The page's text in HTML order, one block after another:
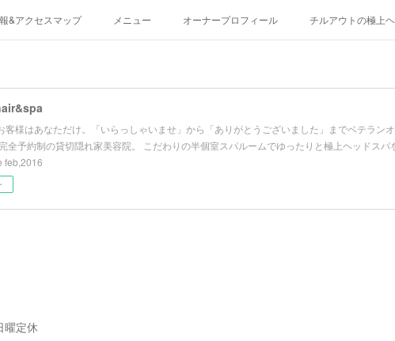
&アクセスマップ メニュー オーナープロフィール チルアウトの極上
客様はあなただけ。「いらっしゃいませ」から「ありがとうございました」までベテラン
全予約制の貸切隠れ家美容院。 こだわりの半個室スパルームでゆったりと極上ヘッドスパ
feb,2016
曜定休